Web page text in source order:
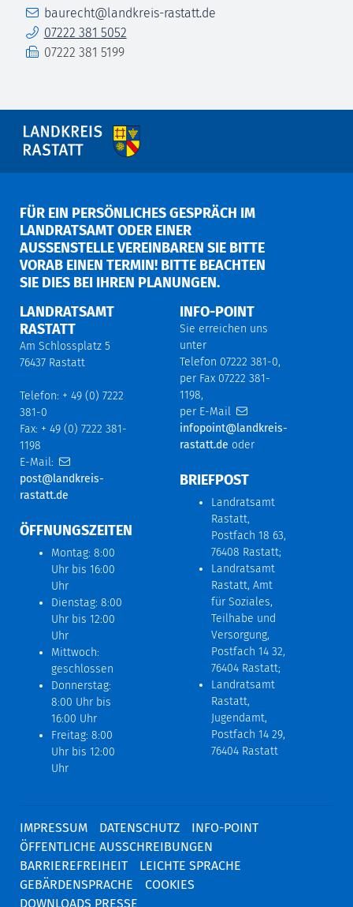
E-Mailbaurecht@landkreis-rastatt.de
Telefon07222 381 5052
Fax 07222 381 5199
FÜR EIN PERSÖNLICHES GESPRÄCH IM
LANDRATSAMT ODER EINER
AUSSENSTELLE VEREINBAREN SIE BITTE V
ORAB EINEN TERMIN! BITTE BEACHTEN S
IE DIES BEI IHREN PLANUNGEN.
LANDRATSAMT
RASTATT
Am Schlossplatz 5
76437 Rastatt
Telefon: + 49 (0) 7222
381-0
Fax: + 49 (0) 7222 381-
1198
E-Mail:
post@landkreis-
rastatt.de
ÖFFNUNGSZEITEN
Montag: 8:00
Uhr bis 16:00
Uhr
Dienstag: 8:00
Uhr bis 12:00
Uhr
Mittwoch:
geschlossen
Donnerstag:
8:00 Uhr bis
16:00 Uhr
Freitag: 8:00
Uhr bis 12:00
Uhr
INFO-POINT
Sie erreichen uns
unter
Telefon 07222 381-0,
per Fax 07222 381-
1198,
per E-Mail
infopoint@landkreis-
rastatt.de oder
BRIEFPOST
Landratsamt
Rastatt,
Postfach 18 63,
76408 Rastatt;
Landratsamt
Rastatt, Amt
für Soziales,
Teilhabe und
Versorgung,
Postfach 14 32,
76404 Rastatt;
Landratsamt
Rastatt,
Jugendamt,
Postfach 14 29,
76404 Rastatt
IMPRESSUM DATENSCHUTZ
INFO-POINT
ÖFFENTLICHE AUSSCHREIBUNGEN
BARRIEREFREIHEIT
LEICHTE SPRACHE
GEBÄRDENSPRACHE
COOKIES
DOWNLOADS PRESSE